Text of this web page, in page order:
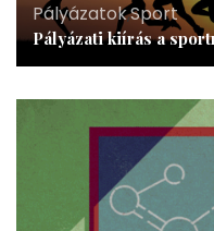
Pályázatok,Sport
Pályázati kiírás a